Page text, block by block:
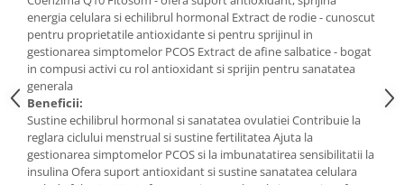
Cătină
Chlorella
Colina
Electroliti
Produse Apicole
Cacao
energia celulara si echilibrul hormonal Extract de rodie - cunoscut
pentru proprietatile antioxidante si pentru sprijinul in
gestionarea simptomelor PCOS Extract de afine salbatice - bogat
in compusi activi cu rol antioxidant si sprijin pentru sanatatea
generala
Beneficii:
Sustine echilibrul hormonal si sanatatea ovulatiei Contribuie la
reglara ciclului menstrual si sustine fertilitatea Ajuta la
gestionarea simptomelor PCOS si la imbunatatirea sensibilitatii la
insulina Ofera suport antioxidant si sustine sanatatea celulara